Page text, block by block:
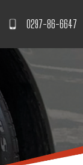
0297-86-6647